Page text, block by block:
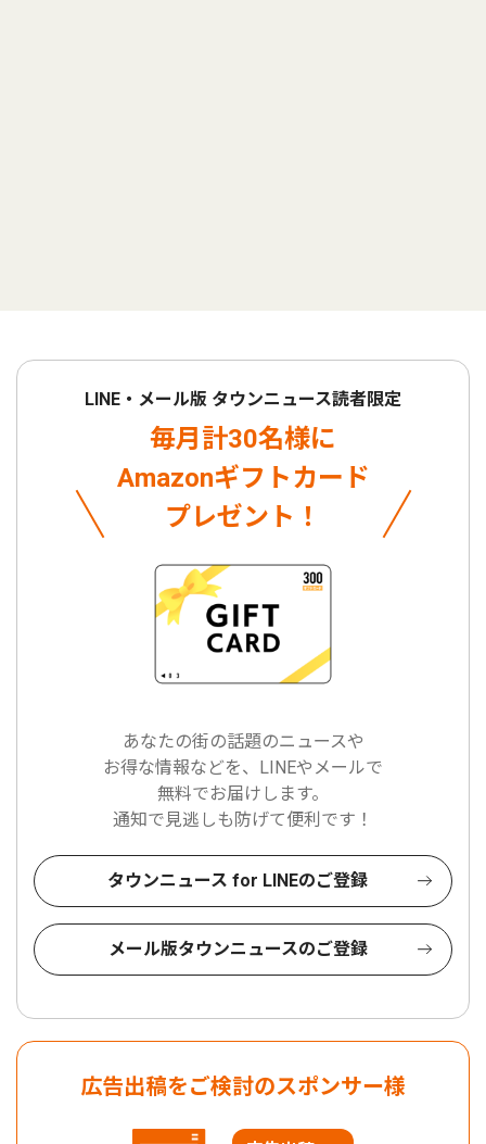
LINE・メール版 タウンニュース読者限定
毎月計30名様に
Amazonギフトカード
プレゼント！
あなたの街の話題のニュースや
お得な情報などを、LINEやメールで
無料でお届けします。
通知で見逃しも防げて便利です！
タウンニュース for LINEのご登録
メール版タウンニュースのご登録
広告出稿をご検討のスポンサー様